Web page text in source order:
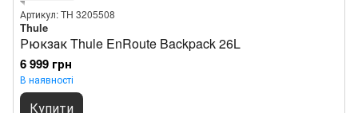
Артикул: TH 3205508
Thule
Рюкзак Thule EnRoute Backpack 26L
6 999 грн
В наявності
Купити